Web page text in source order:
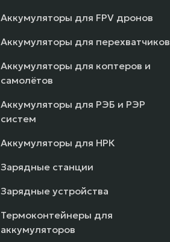
Аккумуляторы для FPV дронов
Аккумуляторы для перехватчиков
Аккумуляторы для коптеров и
самолётов
Аккумуляторы для РЭБ и РЭР
систем
Аккумуляторы для НРК
Зарядные станции
Зарядные устройства
Термоконтейнеры для
аккумуляторов